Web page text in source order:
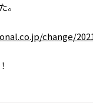
。
change/